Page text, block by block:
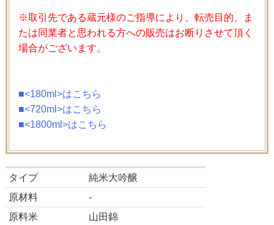
※取引先である蔵元様のご指導により、転売目的、ま
たは同業者と思われる方への販売はお断りさせて頂く
場合がございます。
■<180ml>はこちら
■<720ml>はこちら
■<1800ml>はこちら
タイプ
純米大吟醸
原材料
-
原料米
山田錦